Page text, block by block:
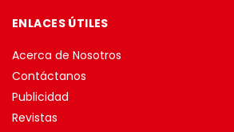
ENLACES ÚTILES
Acerca de Nosotros
Contáctanos
Publicidad
Revistas